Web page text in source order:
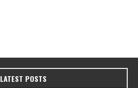
LATEST POSTS